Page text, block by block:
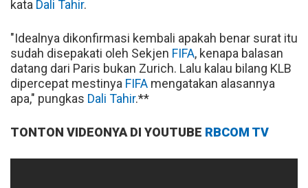
kata Dali Tahir.
"Idealnya dikonfirmasi kembali apakah benar surat itu
sudah disepakati oleh Sekjen FIFA, kenapa balasan
datang dari Paris bukan Zurich. Lalu kalau bilang KLB
dipercepat mestinya FIFA mengatakan alasannya
apa," pungkas Dali Tahir.**
TONTON VIDEONYA DI YOUTUBE RBCOM TV